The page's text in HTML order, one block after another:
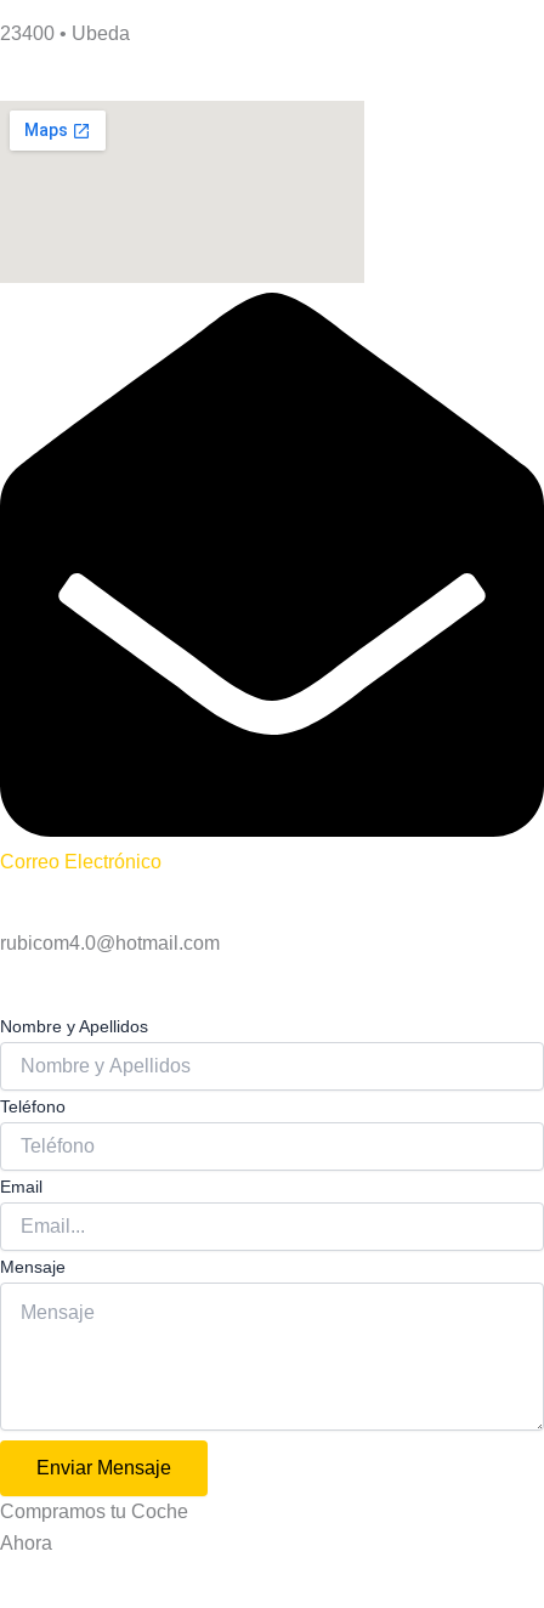
23400 • Ubeda
Correo Electrónico
rubicom4.0@hotmail.com
Nombre y Apellidos
Teléfono
Email
Mensaje
Enviar Mensaje
Compramos tu Coche
Ahora